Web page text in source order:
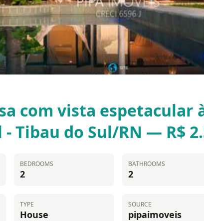
com vista espetacular
- Tibau do Sul/RN — R$
BEDROOMS
2
BATHROOMS
2
TYPE
House
SOURCE
pipaimoveis